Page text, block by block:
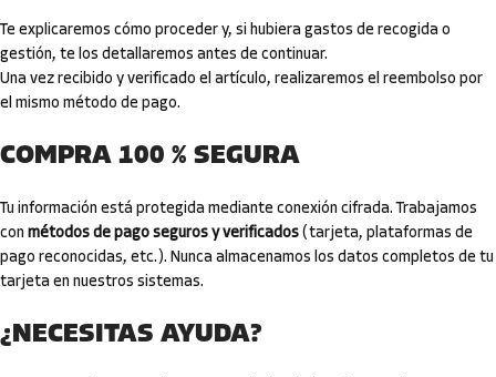
Te explicaremos cómo proceder y, si hubiera gastos de recogida o
gestión, te los detallaremos antes de continuar.
Una vez recibido y verificado el artículo, realizaremos el reembolso por
el mismo método de pago.
COMPRA 100 % SEGURA
Tu información está protegida mediante conexión cifrada. Trabajamos
con métodos de pago seguros y verificados (tarjeta, plataformas de
pago reconocidas, etc.). Nunca almacenamos los datos completos de tu
tarjeta en nuestros sistemas.
¿NECESITAS AYUDA?